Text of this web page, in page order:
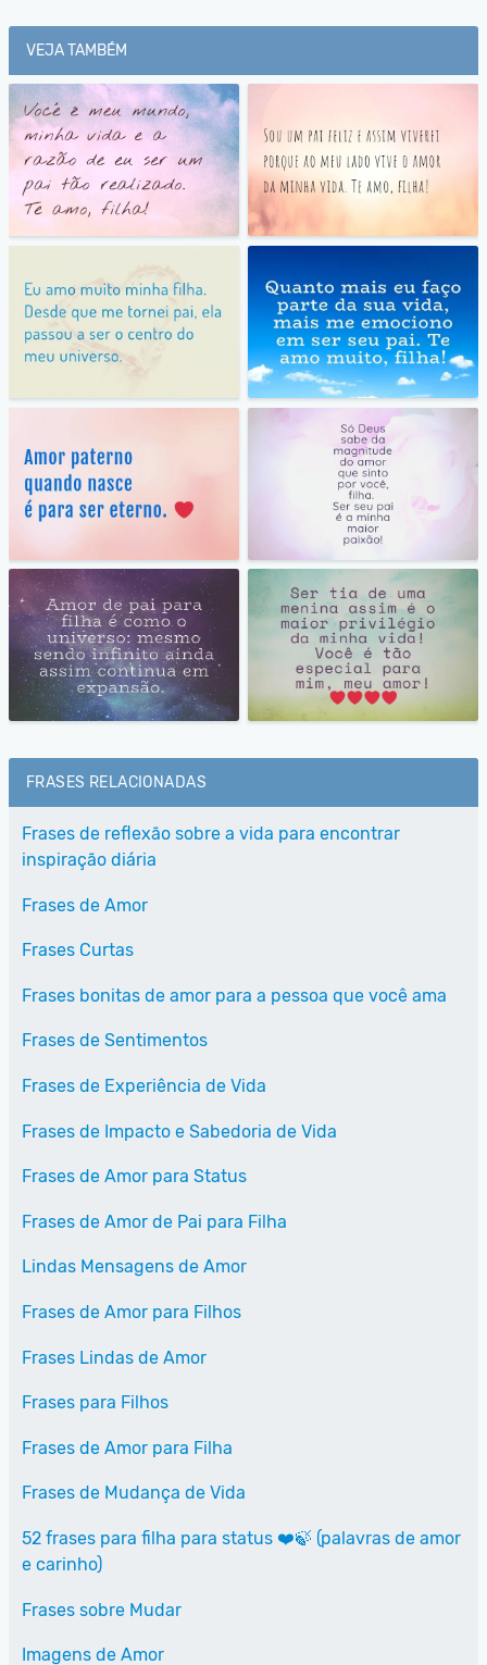
VEJA TAMBÉM
FRASES RELACIONADAS
Frases de reflexão sobre a vida para encontrar
inspiração diária
Frases de Amor
Frases Curtas
Frases bonitas de amor para a pessoa que você ama
Frases de Sentimentos
Frases de Experiência de Vida
Frases de Impacto e Sabedoria de Vida
Frases de Amor para Status
Frases de Amor de Pai para Filha
Lindas Mensagens de Amor
Frases de Amor para Filhos
Frases Lindas de Amor
Frases para Filhos
Frases de Amor para Filha
Frases de Mudança de Vida
52 frases para filha para status ❤️🍃 (palavras de amor
e carinho)
Frases sobre Mudar
Imagens de Amor